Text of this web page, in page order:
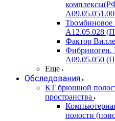
A12.05.028
Фактор
Фибриноген.
A09.05.050
Еще
Обследования
КТ брюшной
пространства
полости